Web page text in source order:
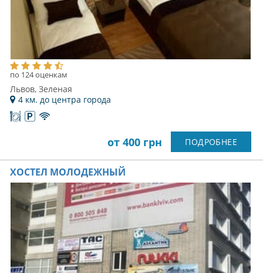
по 124 оценкам
Львов, Зеленая
4 км. до центра города
от 400 грн ПОДРОБНЕЕ
ХОСТЕЛ МОЛОДЕЖНЫЙ